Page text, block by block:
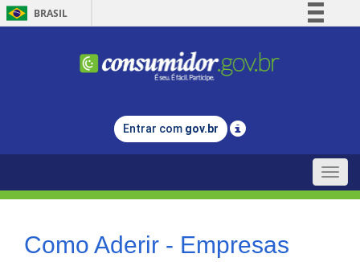
BRASIL
Comunica BR
Legislação
Entrar com gov.br
Toggle
Como Aderir - Empresas